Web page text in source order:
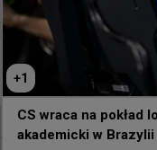
TombStone
EYEBALLERS w
@EYEBALLERS
+1
CS wraca na pokład
akademicki w Brazylii